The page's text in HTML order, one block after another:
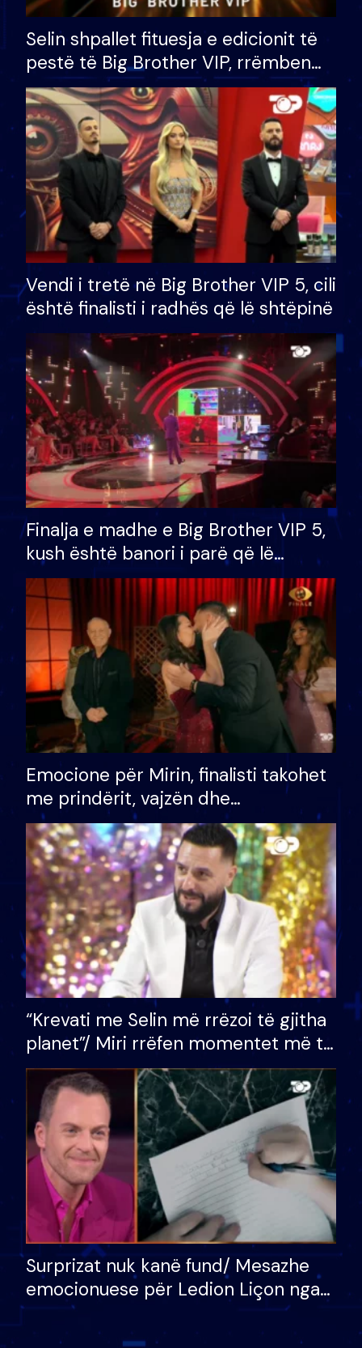
Selin shpallet fituesja e edicionit të
pestë të Big Brother VIP, rrëmben
çmimin e madh prej 100 mijë eurosh
Vendi i tretë në Big Brother VIP 5, cili
është finalisti i radhës që lë shtëpinë
Finalja e madhe e Big Brother VIP 5,
kush është banori i parë që lë
shtëpinë dhe humb mundësinë për
të fituar çmimin e madh
Emocione për Mirin, finalisti takohet
me prindërit, vajzën dhe
bashkëshorten: S’kemi ndonjë letër
divorci apo jo?
“Krevati me Selin më rrëzoi të gjitha
planet”/ Miri rrëfen momentet më të
bukura në shtëpinë e BB VIP: Do më
mungojë zilja e mëngjesit kur…
Surprizat nuk kanë fund/ Mesazhe
emocionuese për Ledion Liçon nga
nëna dhe fëmijët e tij, moderatori
nuk i mban dot lotët: Nuk meritoj…